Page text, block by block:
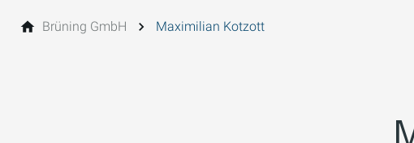
Brüning GmbH Maximilian Kotzott